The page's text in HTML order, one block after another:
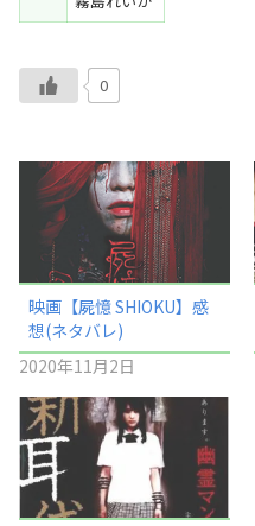
0
映画【屍憶 SHIOKU】感
想(ネタバレ)
2020年11月2日